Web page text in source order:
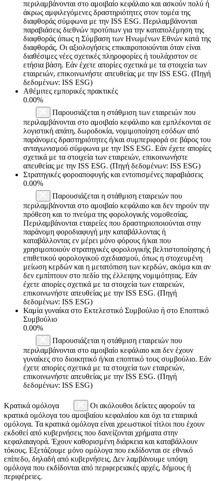
περιλαμβάνονται στο αμοιβαίο κεφάλαιο και ασκούν πολύ ή
άκρως αμφιλεγόμενες δραστηριότητες στον τομέα της
διαφθοράς σύμφωνα με την ISS ESG. Περιλαμβάνονται
παραβιάσεις διεθνών προτύπων για την καταπολέμηση της
διαφθοράς όπως η Σύμβαση των Ηνωμένων Εθνών κατά της
διαφθοράς. Οι αξιολογήσεις επικαιροποιούνται όταν είναι
διαθέσιμες νέες σχετικές πληροφορίες ή τουλάχιστον σε
ετήσια βάση. Εάν έχετε απορίες σχετικά με τα στοιχεία των
εταιρειών, επικοινωνήστε απευθείας με την ISS ESG. (Πηγή
δεδομένων: ISS ESG)
Αθέμιτες εμπορικές πρακτικές
0.00%
Παρουσιάζεται η στάθμιση των εταιρειών που
περιλαμβάνονται στο αμοιβαίο κεφάλαιο και εμπλέκονται σε
λογιστική απάτη, δωροδοκία, νομιμοποίηση εσόδων από
παράνομες δραστηριότητες ή/και συμπεριφορά σε βάρος του
ανταγωνισμού σύμφωνα με την ISS ESG. Εάν έχετε απορίες
σχετικά με τα στοιχεία των εταιρειών, επικοινωνήστε
απευθείας με την ISS ESG. (Πηγή δεδομένων: ISS ESG)
Στρατηγικές φοροαποφυγής και εντοπισμένες παραβιάσεις
0.00%
Παρουσιάζεται η στάθμιση εταιρειών που
περιλαμβάνονται στο αμοιβαίο κεφάλαιο και δεν τηρούν την
πρόθεση και το πνεύμα της φορολογικής νομοθεσίας.
Περιλαμβάνονται εταιρείες που δραστηριοποιούνται στην
παράνομη φοροδιαφυγή μην καταβάλλοντας ή
καταβάλλοντας εν μέρει μόνο φόρους ή/και που
χρησιμοποιούν στρατηγικές φορολογικής βελτιστοποίησης ή
επιθετικού φορολογικού σχεδιασμού, όπως η στοχευμένη
μείωση κερδών και η μετατόπιση των κερδών, ακόμα και αν
δεν εμπίπτουν στο πεδίο της έλλειψης νομιμότητας. Εάν
έχετε απορίες σχετικά με τα στοιχεία των εταιρειών,
επικοινωνήστε απευθείας με την ISS ESG. (Πηγή
δεδομένων: ISS ESG)
Καμία γυναίκα στο Εκτελεστικό Συμβούλιο ή στο Εποπτικό
Συμβούλιο
0.00%
Παρουσιάζεται η στάθμιση εταιρειών που
περιλαμβάνονται στο αμοιβαίο κεφάλαιο και δεν έχουν
γυναίκες στο διοικητικό ή/και εποπτικό τους συμβούλιο. Εάν
έχετε απορίες σχετικά με τα στοιχεία των εταιρειών,
επικοινωνήστε απευθείας με την ISS ESG. (Πηγή
δεδομένων: ISS ESG)
Κρατικά ομόλογα
Οι ακόλουθοι δείκτες αφορούν τα
κρατικά ομόλογα του αμοιβαίου κεφαλαίου και όχι τα εταιρικά
ομόλογα. Τα κρατικά ομόλογα είναι χρεωστικοί τίτλοι που έχουν
εκδοθεί από κυβερνήσεις που δανείζονται χρήματα στην
κεφαλαιαγορά. Έχουν καθορισμένη διάρκεια και καταβάλλουν
τόκους. Εξετάζουμε μόνο ομόλογα που εκδίδονται σε εθνικό
επίπεδο, δηλαδή από κυβερνήσεις. Δεν λαμβάνουμε υπόψη
ομόλογα που εκδίδονται από περιφερειακές αρχές, δήμους ή
περιφέρειες.